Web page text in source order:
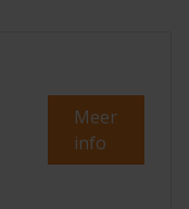
Meer
info